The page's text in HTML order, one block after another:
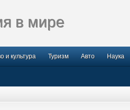
в мире
и культура Туризм Авто Наука